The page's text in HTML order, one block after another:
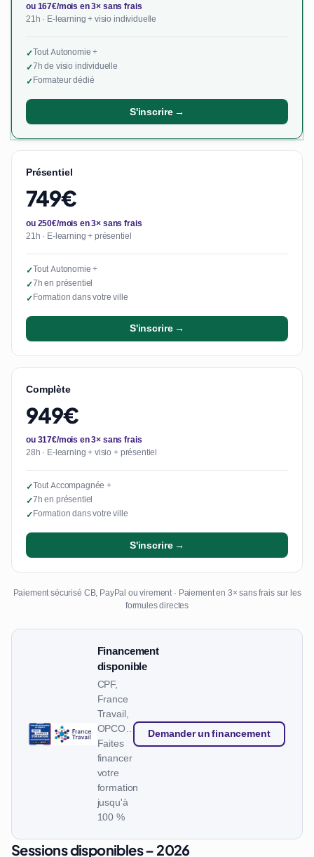
ou 167€/mois en 3× sans frais
21h · E-learning + visio individuelle
✓Tout Autonomie +
✓7h de visio individuelle
✓Formateur dédié
S'inscrire →
Présentiel
749€
ou 250€/mois en 3× sans frais
21h · E-learning + présentiel
✓Tout Autonomie +
✓7h en présentiel
✓Formation dans votre ville
S'inscrire →
Complète
949€
ou 317€/mois en 3× sans frais
28h · E-learning + visio + présentiel
✓Tout Accompagnée +
✓7h en présentiel
✓Formation dans votre ville
S'inscrire →
Paiement sécurisé CB, PayPal ou virement · Paiement en 3× sans frais sur les
formules directes
Financement
disponible
CPF,
France
Travail,
OPCO…
Faites
financer
votre
formation
jusqu'à
100 %
Demander un financement
Sessions disponibles – 2026